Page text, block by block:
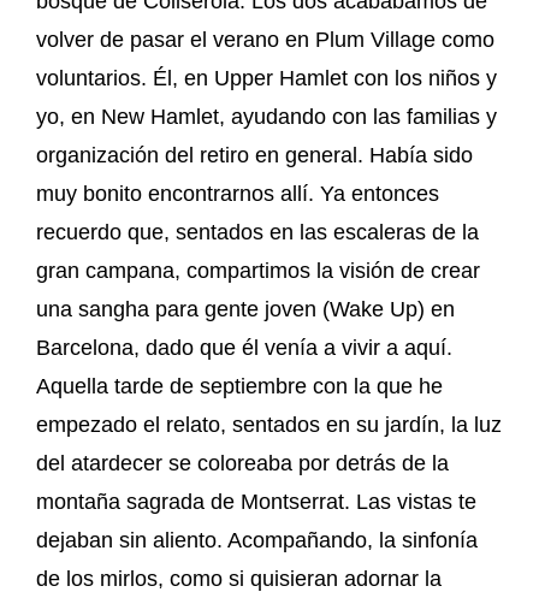
volver de pasar el verano en Plum Village como
voluntarios. Él, en Upper Hamlet con los niños y
yo, en New Hamlet, ayudando con las familias y
organización del retiro en general. Había sido
muy bonito encontrarnos allí. Ya entonces
recuerdo que, sentados en las escaleras de la
gran campana, compartimos la visión de crear
una sangha para gente joven (Wake Up) en
Barcelona, dado que él venía a vivir a aquí.
Aquella tarde de septiembre con la que he
empezado el relato, sentados en su jardín, la luz
del atardecer se coloreaba por detrás de la
montaña sagrada de Montserrat. Las vistas te
dejaban sin aliento. Acompañando, la sinfonía
de los mirlos, como si quisieran adornar la